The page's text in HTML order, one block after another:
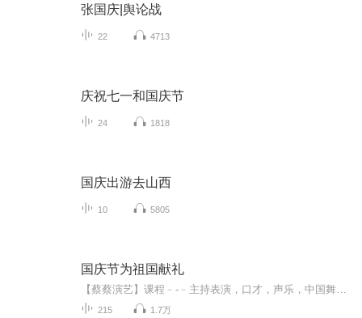
张国庆|舆论战
22 4713
庆祝七一和国庆节
24 1818
国庆出游去山西
10 5805
国庆节为祖国献礼
215 1.7万